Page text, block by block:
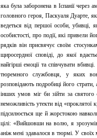
яка була заборонена в Іспанії
головного героя, Паскуаля Дуарте,
ведеться від першої особи,
особистості, про події, які привели
рядків він присвячує своїм
щиросердної сповіді, до якої
найгірші емоції та співчувати
тюремного службовця, у яких
розповідають подробиці його
інших умов міг би зійти за
неможливість утекти від «проклятої
підсилюється ще й жорстокою
цілі: «Вийшовши на волю, я
аніж мені здавалося в тюрмі. У